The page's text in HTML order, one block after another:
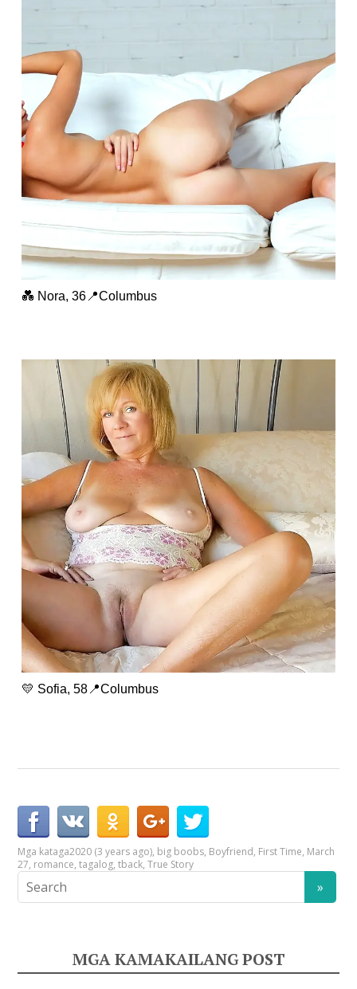
💑 Nora, 36📍Columbus
💛 Sofia, 58📍Columbus
Mga kataga2020 (3 years ago), big boobs, Boyfriend, First Time, March
27, romance,tagalog,tback,True Story
MGA KAMAKAILANG POST